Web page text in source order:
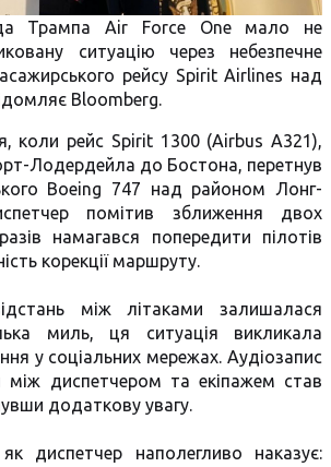
Трампа Air Force One мало не
ситуацію через небезпечне
рейсу Spirit Airlines над
Bloomberg.
коли рейс Spirit 1300 (Airbus A321),
Лодердейла до Бостона, перетнув
Boeing 747 над районом Лонг-
помітив зближення двох
намагався попередити пілотів
корекції маршруту.
між літаками залишалася
миль, ця ситуація викликала
у соціальних мережах. Аудіозапис
між диспетчером та екіпажем став
додаткову увагу.
диспетчер наполегливо наказує: